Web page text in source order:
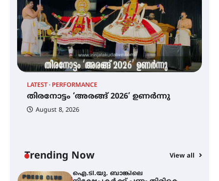
LATEST PERFORMANCE
തിരനോട്ടം ‘അരങ്ങ് 2026’ ഉണർന്നു
August 8, 2026
Trending Now View all
ട്യുണീഷ്യൻ ചിത്രം ” ദി വോയിസ്
ഓഫ് ഹിന്ദ് റജബ് ” ഇരിങ്ങാലക്കുട
ഫിലിം സൊസൈറ്റി ആഗസ്റ്റ് 7
വെള്ളിയാഴ്ച സ്‌ക്രീൻ ചെയ്യുന്നു
തിരനോട്ടം ‘അരങ്ങ് 2026’ ഉണർന്നു
ഇടപെടണമെന്ന് ഐ.ടി.യു. ബാങ്ക്
നിക്ഷേപക സംരക്ഷണ സമിതി